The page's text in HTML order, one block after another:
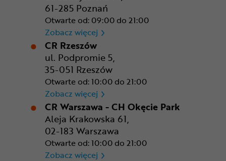
61-285 Poznań
Otwarte od: 09:00 do 21:00
Zobacz więcej CR Poznań - M1 Poznań
CR Rzeszów
ul. Podpromie 5,
35-051 Rzeszów
Otwarte od: 10:00 do 21:00
Zobacz więcej CR Rzeszów
CR Warszawa - CH Okęcie Park
Aleja Krakowska 61,
02-183 Warszawa
Otwarte od: 10:00 do 21:00
Zobacz więcej CR Warszawa - CH Okęcie